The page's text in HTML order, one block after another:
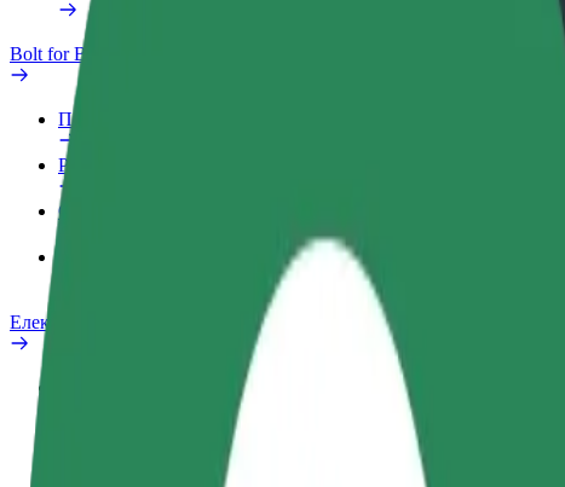
Bolt for Business
Переваги
Робочий обліковий запис
Сервіси
Bolt Food для корпоративних клієнтів
Електровелосипеди
Повідомити про проблему
Запитання та відповіді